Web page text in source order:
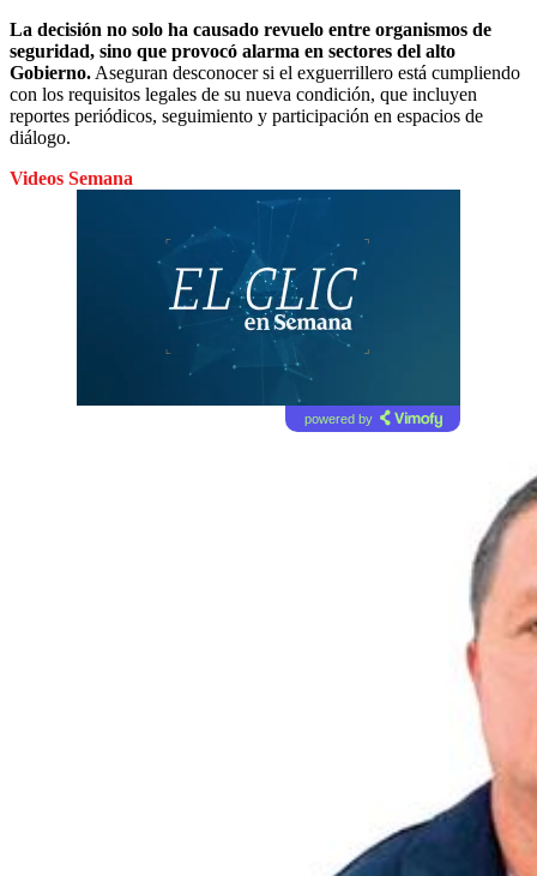
La decisión no solo ha causado revuelo entre organismos de
seguridad, sino que provocó alarma en sectores del alto
Gobierno. Aseguran desconocer si el exguerrillero está cumpliendo
con los requisitos legales de su nueva condición, que incluyen
reportes periódicos, seguimiento y participación en espacios de
diálogo.
Videos Semana
powered by